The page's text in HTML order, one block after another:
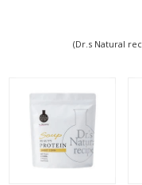
(Dr.s Natural